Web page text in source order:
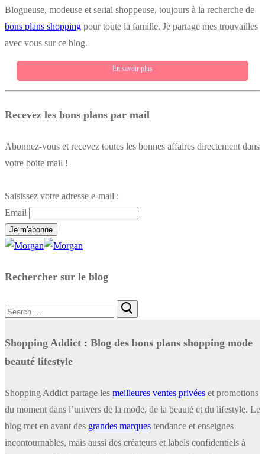
Blogueuse, modeuse et serial shoppeuse, toujours à la recherche de
bons plans shopping pour toute la famille. Je partage mes trouvailles
avec vous sur ce blog.
En savoir plus
Recevez les bons plans par mail
Abonnez-vous et recevez toutes les bonnes affaires directement dans
votre boite mail !
Saisissez votre adresse e-mail :
Email
Rechercher sur le blog
Rechercher
Shopping Addict : Blog des bons plans shopping mode
beauté lifestyle
Shopping Addict partage les meilleures ventes privées et promotions
du moment dans l’univers de la mode, de la beauté et du lifestyle. Le
blog met en avant des grandes marques tendance et enseignes
incontournables, mais aussi des créateurs et labels confidentiels à